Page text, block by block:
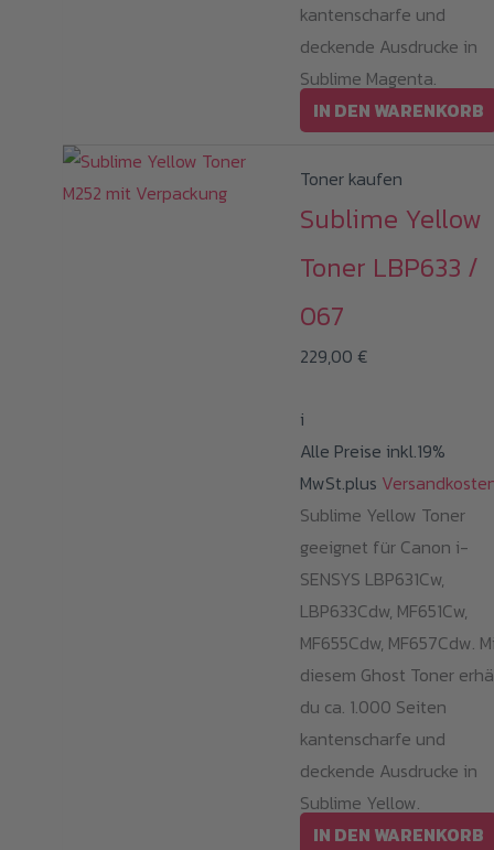
kantenscharfe und
deckende Ausdrucke in
Sublime Magenta.
IN DEN WARENKORB
Toner kaufen
Sublime Yellow
Toner LBP633 /
067
229,00 €
i
Alle Preise inkl.19%
MwSt.plus
Sublime Yellow Toner
geeignet für Canon i-
SENSYS LBP631Cw,
LBP633Cdw, MF651Cw,
MF655Cdw, MF657Cdw.
diesem Ghost Toner
du ca. 1.000 Seiten
kantenscharfe und
deckende Ausdrucke in
Sublime Yellow.
IN DEN WARENKORB